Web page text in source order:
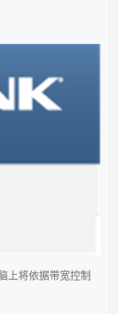
上将依据带宽控制